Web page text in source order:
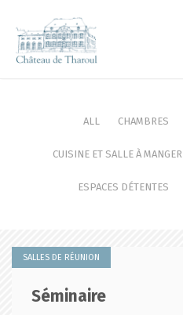
ALL CHAMBRES
CUISINE ET SALLE À MANGER
ESPACES DÉTENTES
SALLES DE RÉUNION
Séminaire